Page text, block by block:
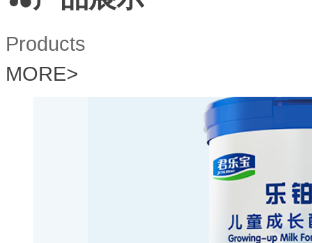
Products
MORE>